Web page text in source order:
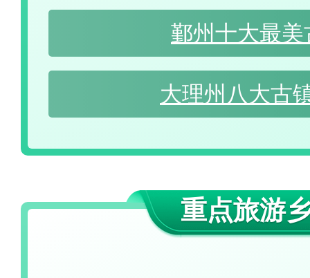
鄞州十大最美
大理州八大古
重点旅游